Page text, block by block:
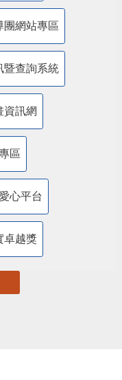
團網站專區
暨查詢系統
資訊網
區
心平台
卓越獎